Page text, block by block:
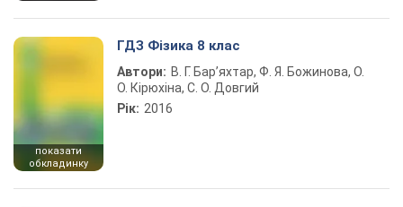
показати
обкладинку
ГДЗ Фізика 8 клас
Автори: В. Г. Бар’яхтар, Ф. Я. Божинова, О.
О. Кірюхіна, С. О. Довгий
Рік: 2016